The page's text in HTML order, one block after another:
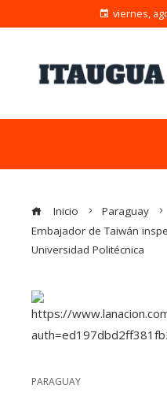
viernes,
Inicio
Paraguay
Embajador de Taiwán
Universidad Politécnica
PARAGUAY